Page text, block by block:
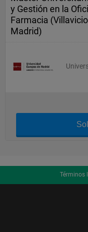
y Gestión en la
Farmacia
Madrid)
Términos